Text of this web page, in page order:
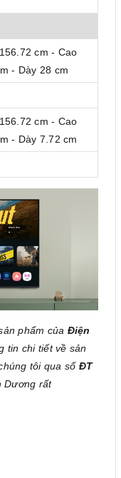
cm - Cao
- Dày 28 cm
cm - Cao
- Dày 7.72 cm
phẩm của Điện
tin chi tiết về sản
tôi qua số ĐT
Dương rất